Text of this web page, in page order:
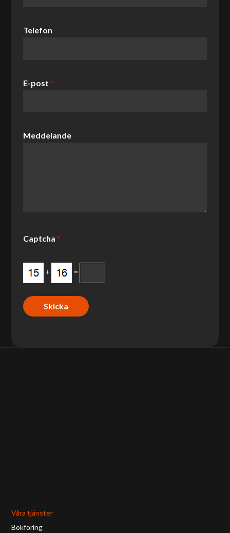
Telefon
E-post *
Meddelande
Captcha *
+ =
Våra tjänster
Bokföring